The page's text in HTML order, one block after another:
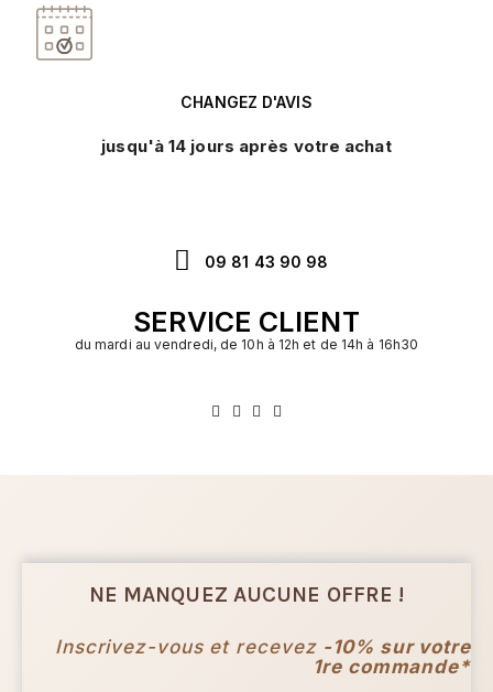
CHANGEZ D'AVIS
jusqu'à 14 jours après votre achat
09 81 43 90 98
SERVICE CLIENT
du mardi au vendredi, de 10h à 12h et de 14h à 16h30
NE MANQUEZ AUCUNE OFFRE !
Inscrivez-vous et recevez -10% sur votre
1re commande*